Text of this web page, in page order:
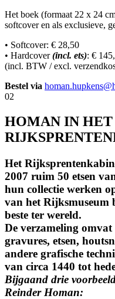
Het boek (formaat 22 x 24
softcover en als exclusieve,
• Softcover: € 28,50
• Hardcover(incl. ets): €
(incl. BTW / excl.
Bestel via
02
HOMAN IN HET
Het
2007 ruim 50 etsen
hun collectie werken
van het Rijksmuseum
beste ter wereld.
De verzameling
gravures, etsen,
andere grafische
van circa 1440 tot
Bijgaand drie
Reinder Homan: